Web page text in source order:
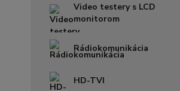
Video testery s LCD
monitorom
Rádiokomunikácia
HD-TVI